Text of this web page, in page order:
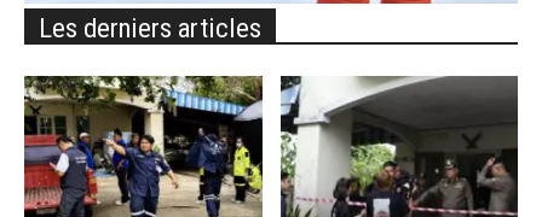
Les derniers articles